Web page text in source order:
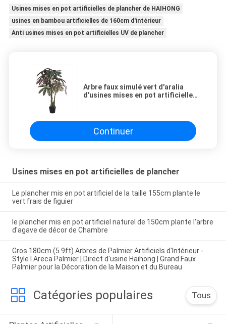
Usines mises en pot artificielles de plancher de HAIHONG
usines en bambou artificielles de 160cm d'intérieur
Anti usines mises en pot artificielles UV de plancher
Arbre faux simulé vert d'aralia
d'usines mises en pot artificielles
Continuer
Usines mises en pot artificielles de plancher
Le plancher mis en pot artificiel de la taille 155cm plante le
vert frais de figuier
le plancher mis en pot artificiel naturel de 150cm plante l'arbre
d'agave de décor de Chambre
Gros 180cm (5.9ft) Arbres de Palmier Artificiels d'Intérieur -
Style I Areca Palmier | Direct d'usine Haihong | Grand Faux
Palmier pour la Décoration de la Maison et du Bureau
Catégories populaires Tous